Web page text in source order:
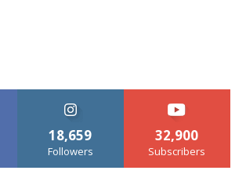
18,659
Followers
32,900
Subscribers